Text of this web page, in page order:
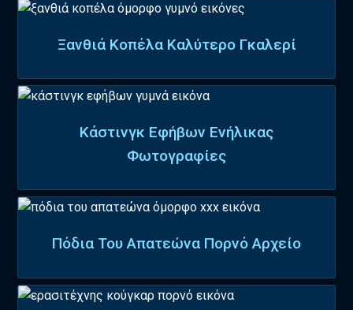
Ξανθιά Κοπέλα Καλύτερο Γκαλερί
Κάστινγκ Εφήβων Ενήλικας
Φωτογραφίες
Πόδια Του Απατεώνα Πορνό Αρχείο